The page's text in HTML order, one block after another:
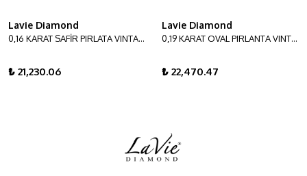
Lavie Diamond
0,16 KARAT SAFİR PIRLATA VINTAGE YÜZÜK
₺ 21,230.06
Lavie Diamond
0,19 KARAT OVAL PIRLANTA VINTAGE YÜZÜK
₺ 22,470.47